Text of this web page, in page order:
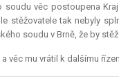
věc postoupena
stěžovatele tak nebyly
soudu v Brně, že by
věc mu vrátil k dalšímu